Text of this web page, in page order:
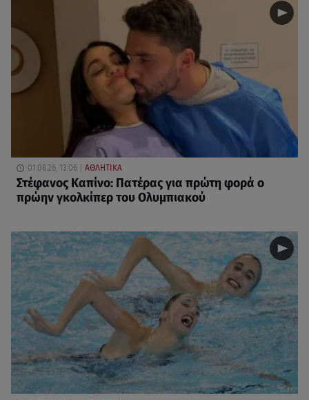
01.08.26, 13:06 ΑΘΛΗΤΙΚΑ
Στέφανος Καπίνο: Πατέρας για πρώτη φορά ο
πρώην γκολκίπερ του Ολυμπιακού